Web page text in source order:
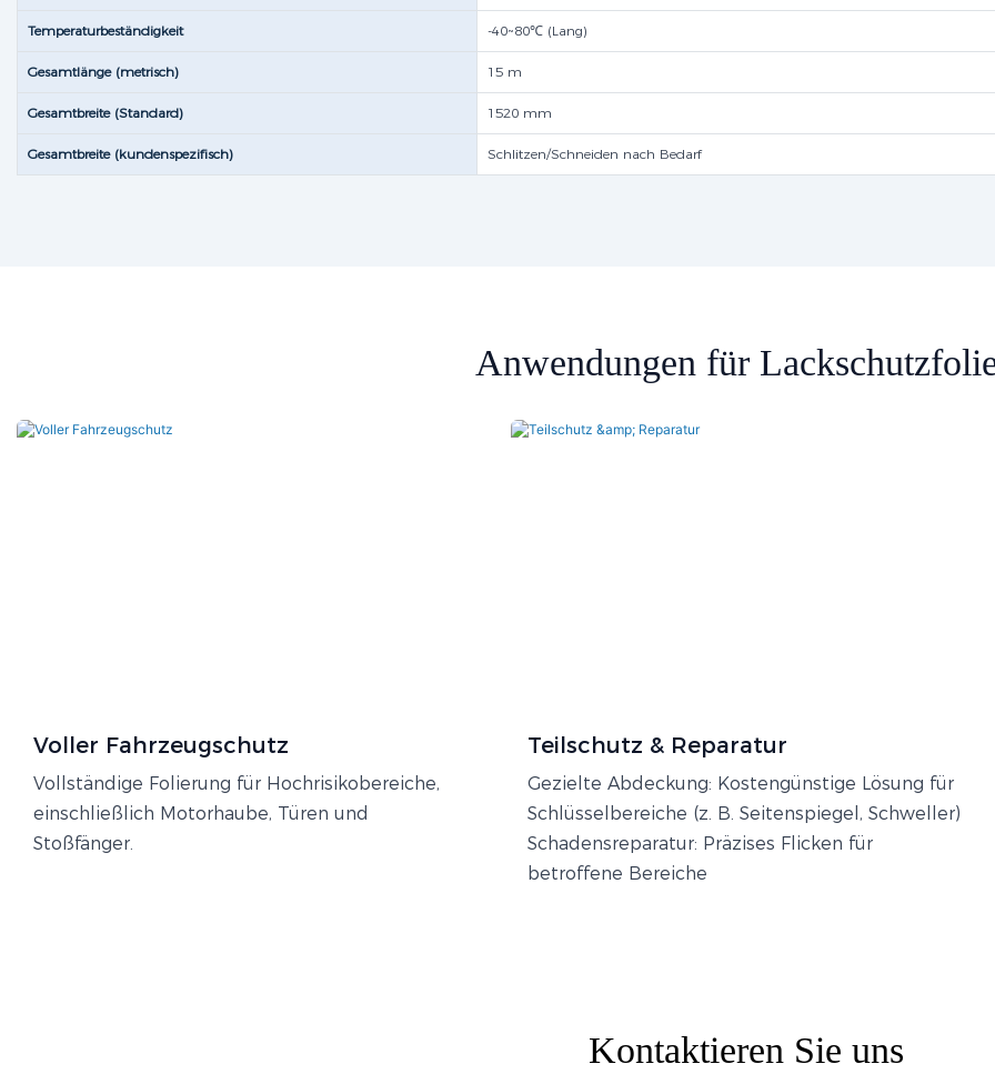
Temperaturbeständigkeit -40~80℃ (Lang)
Gesamtlänge (metrisch) 15 m
Gesamtbreite (Standard) 1520 mm
Gesamtbreite (kundenspezifisch) Schlitzen/Schneiden nach Bedarf
Anwendungen für
Voller Fahrzeugschutz
Vollständige Folierung für Hochrisikobereiche,
einschließlich Motorhaube, Türen und
Stoßfänger.
Teilschutz & Reparatur​
Gezielte Abdeckung: Kostengünstige Lösung für
Schlüsselbereiche (z. B. Seitenspiegel, Schweller)
Schadensreparatur: Präzises Flicken für
betroffene Bereiche
Kontaktieren Sie uns